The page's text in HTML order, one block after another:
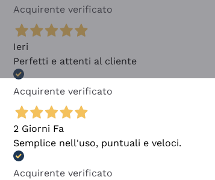
Acquirente verificato
Ieri
Perfetti e attenti al cliente
Acquirente verificato
2 Giorni Fa
Semplice nell'uso, puntuali e veloci.
Acquirente verificato